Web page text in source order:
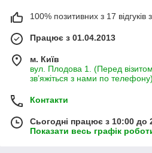
100% позитивних з 17 відгуків
Працює з 01.04.2013
м. Київ
вул. Плодова 1. (Перед
зв’яжіться з нами по
Контакти
Сьогодні працює з 10:00 до
Показати весь графік